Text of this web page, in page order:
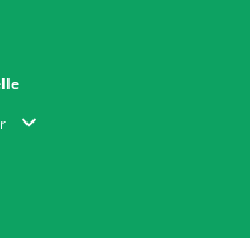
auszublenden